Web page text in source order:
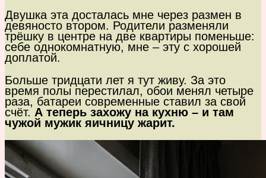
Двушка эта досталась мне через размен в
девяносто втором. Родители разменяли
трёшку в центре на две квартиры поменьше:
себе однокомнатную, мне – эту с хорошей
доплатой.
Больше тридцати лет я тут живу. За это
время полы перестилал, обои менял четыре
раза, батареи современные ставил за свой
счёт. А теперь захожу на кухню – и там
чужой мужик яичницу жарит.